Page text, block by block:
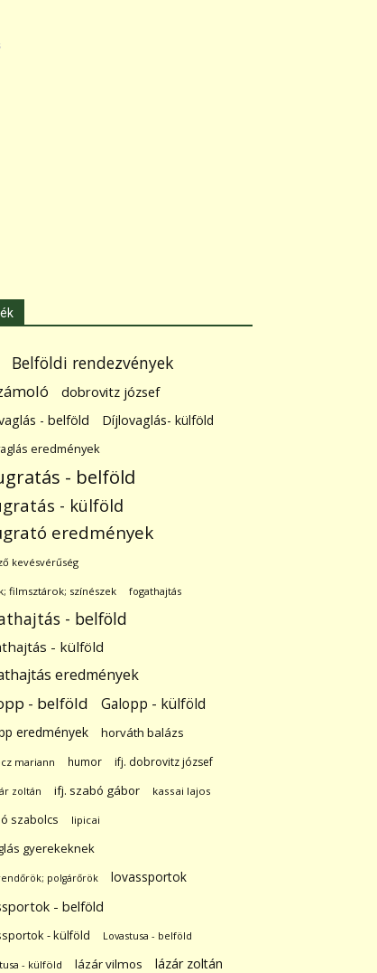
Belföldi rendezvények
dobrovitz józsef
- belföld Díjlovaglás- külföld
eredmények
- belföld
- külföld
eredmények
kevésvérűség
filmsztárok; színészek fogathajtás
- belföld
- külföld
eredmények
- belföld Galopp - külföld
eredmények horváth balázs
mariann humor ifj. dobrovitz józsef
zoltán ifj. szabó gábor kassai lajos
szabolcs lipicai
gyerekeknek
polgárőrök
lovassportok
- belföld
- külföld Lovastusa - belföld
- külföld lázár vilmos lázár zoltán